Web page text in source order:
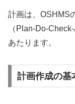
計画は、OSHMS
（Plan-Do-
あたります。
計画作成の基